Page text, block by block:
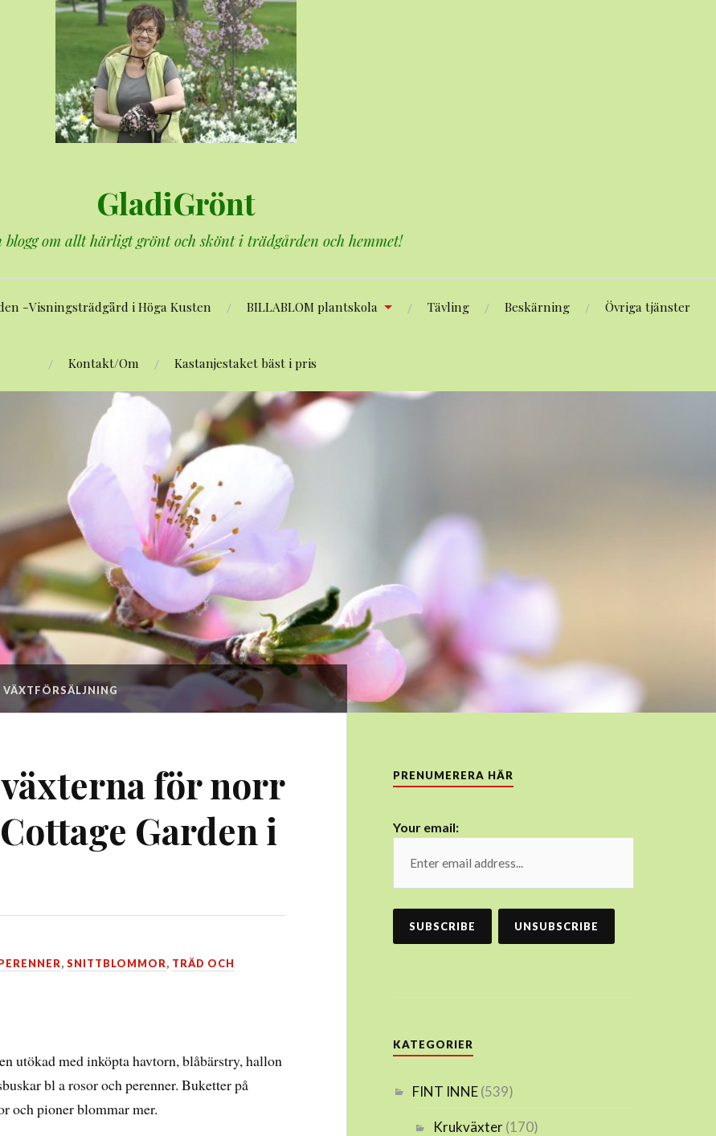
GladiGrönt
blogg om allt härligt grönt och skönt i trädgården och hemmet!
-Visningsträdgård i Höga Kusten BILLABLOM plantskola Tävling Beskärning Övriga tjänster
Kontakt/Om Kastanjestaket bäst i pris
VÄXTFÖRSÄLJNING
för norr
Garden i
, SNITTBLOMMOR, TRÄD OCH
utökad med inköpta havtorn, blåbärstry, hallon
bl a rosor och perenner. Buketter på
och pioner blommar mer.
PRENUMERERA HÄR
Your email:
KATEGORIER
FINT INNE(539)
Krukväxter(170)